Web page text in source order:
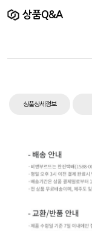
상품Q&A
상품상세정보